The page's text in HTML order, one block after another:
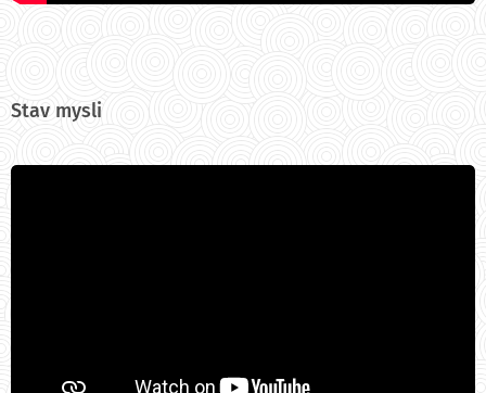
Stav mysli